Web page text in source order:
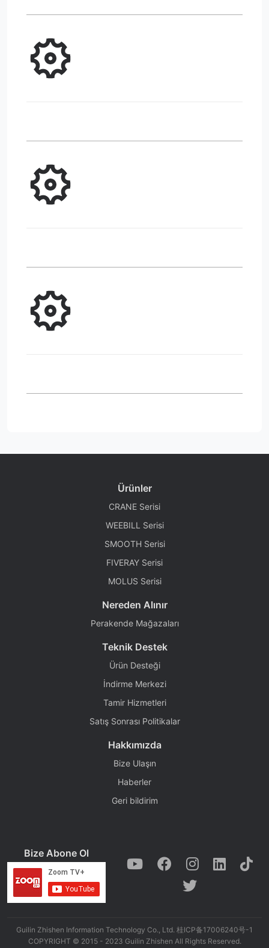
Ürünler
CRANE Serisi
WEEBILL Serisi
SMOOTH Serisi
FIVERAY Serisi
MOLUS Serisi
Nereden Alınır
Perakende Mağazaları
Teknik Destek
Ürün Desteği
İndirme Merkezi
Tamir Hizmetleri
Satış Sonrası Politikalar
Hakkımızda
Bize Ulaşın
Haberler
Geri bildirim
Bize Abone Ol
Guilin Zhishen Information Technology Co., Ltd. 桂ICP备17006240号-1
COPYRIGHT © 2015 - 2023 Guilin Zhishen All Rights Reserved.